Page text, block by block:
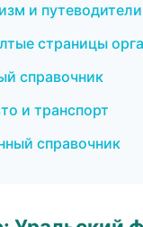
и путеводители
страницы
справочник
и транспорт
справочник